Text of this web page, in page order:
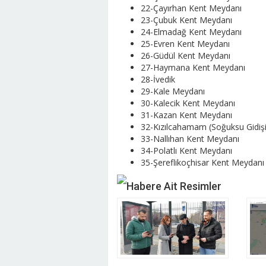
22-Çayırhan Kent Meydanı
23-Çubuk Kent Meydanı
24-Elmadağ Kent Meydanı
25-Evren Kent Meydanı
26-Güdül Kent Meydanı
27-Haymana Kent Meydanı
28-İvedik
29-Kale Meydanı
30-Kalecik Kent Meydanı
31-Kazan Kent Meydanı
32-Kızılcahamam (Soğuksu
33-Nallıhan Kent Meydanı
34-Polatlı Kent Meydanı
35-Şereflikoçhisar Kent Meydanı
Habere Ait Resimler